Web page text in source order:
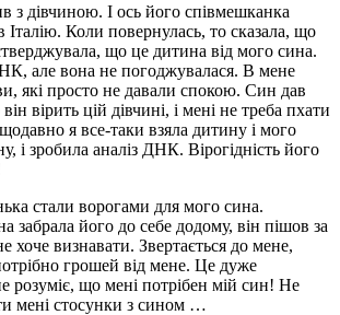
з дівчиною. І ось його співмешканка
Італію. Коли повернулась, то сказала, що
що це дитина від мого сина.
але вона не погоджувалася. В мене
які просто не давали спокою. Син дав
вірить цій дівчині, і мені не треба пхати
я все-таки взяла дитину і мого
і зробила аналіз ДНК. Вірогідність його
стали ворогами для мого сина.
забрала його до себе додому, він пішов за
хоче визнавати. Звертається до мене,
грошей від мене. Це дуже
розуміє, що мені потрібен мій син! Не
мені стосунки з сином …